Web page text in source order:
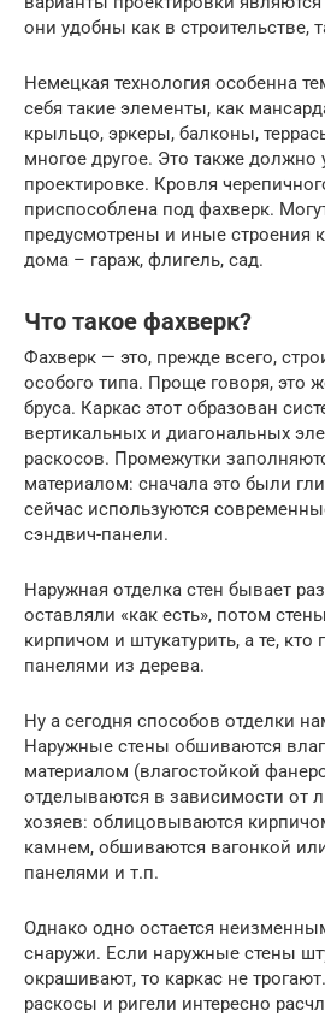
они удобны как в строительстве,
Немецкая технология особенна
себя такие элементы, как
крыльцо, эркеры, балконы,
многое другое. Это также должно
проектировке. Кровля
приспособлена под фахверк.
предусмотрены и иные строения
дома – гараж, флигель, сад.
Что такое фахверк?
Фахверк — это, прежде всего,
особого типа. Проще говоря, это
бруса. Каркас этот образован
вертикальных и диагональных
раскосов. Промежутки
материалом: сначала это были
сейчас используются
сэндвич-панели.
Наружная отделка стен бывает
оставляли «как есть», потом
кирпичом и штукатурить, а те, кто
панелями из дерева.
Ну а сегодня способов отделки
Наружные стены обшиваются
материалом (влагостойкой
отделываются в зависимости от
хозяев: облицовываются
камнем, обшиваются вагонкой
панелями и т.п.
Однако одно остается
снаружи. Если наружные стены
окрашивают, то каркас не
раскосы и ригели интересно